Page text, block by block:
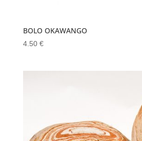
BOLO OKAWANGO
4.50 €